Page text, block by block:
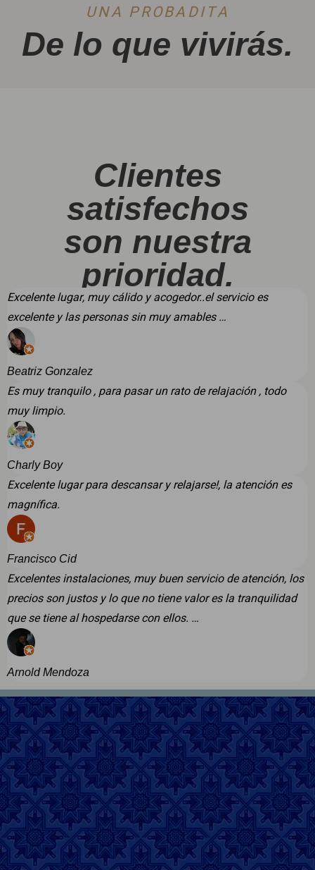
UNA PROBADITA
De lo que vivirás.
Clientes
satisfechos
son nuestra
prioridad.
Excelente lugar, muy cálido y acogedor..el servicio es
excelente y las personas sin muy amables …
Beatriz Gonzalez
Es muy tranquilo , para pasar un rato de relajación , todo
muy limpio.
Charly Boy
Excelente lugar para descansar y relajarse!, la atención es
magnífica.
Francisco Cid
Excelentes instalaciones, muy buen servicio de atención, los
precios son justos y lo que no tiene valor es la tranquilidad
que se tiene al hospedarse con ellos. …
Arnold Mendoza